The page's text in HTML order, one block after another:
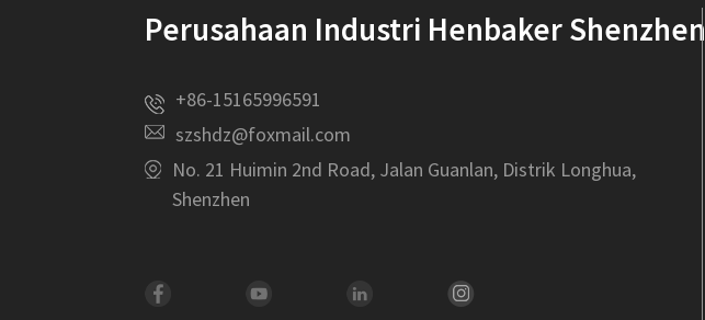
Perusahaan Industri Henbaker Shenzhen
+86-15165996591
szshdz@foxmail.com
No. 21 Huimin 2nd Road, Jalan Guanlan, Distrik Longhua,
Shenzhen